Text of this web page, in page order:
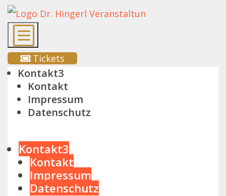
b
 Tickets
Kontakt3
Kontakt
Impressum
Datenschutz
Kontakt3
Kontakt
Impressum
Datenschutz